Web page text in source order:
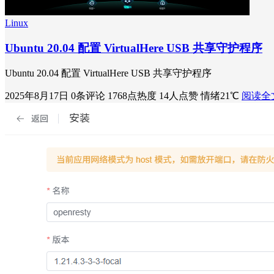
Linux
Ubuntu 20.04 配置 VirtualHere USB 共享守护程序
Ubuntu 20.04 配置 VirtualHere USB 共享守护程序
2025年8月17日 0条评论 1768点热度 14人点赞 情绪21℃ 阅读全